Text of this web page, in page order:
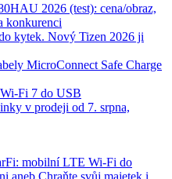
2026 (test): cena/obraz,
konkurenci
kytek. Nový Tizen 2026 ji
MicroConnect Safe Charge
Fi 7 do USB
v prodeji od 7. srpna,
mobilní LTE Wi-Fi do
aneb Chraňte svůj majetek i